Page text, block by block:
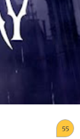
55